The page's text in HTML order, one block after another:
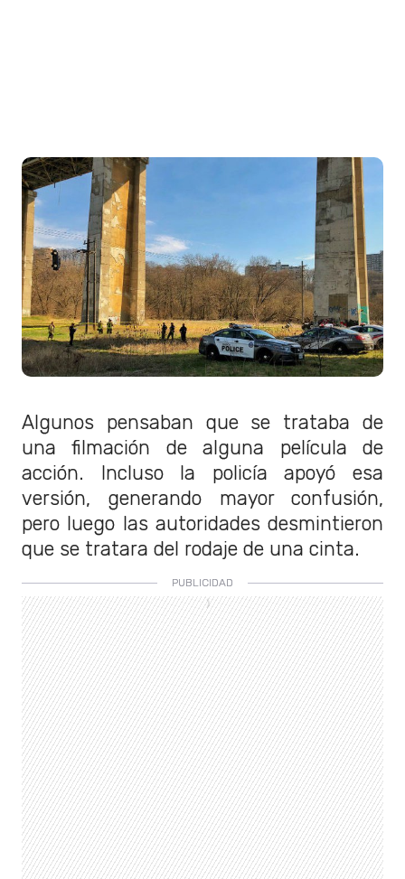
Algunos pensaban que se trataba de
una filmación de alguna película de
acción. Incluso la policía apoyó esa
versión, generando mayor confusión,
pero luego las autoridades desmintieron
que se tratara del rodaje de una cinta.